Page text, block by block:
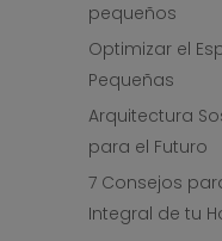
pequeños
Optimizar el
Pequeñas
Arquitectura
para el Futuro
7 Consejos
Integral de tu